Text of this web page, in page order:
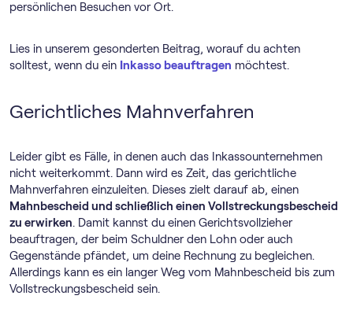
persönlichen Besuchen vor Ort.
Lies in unserem gesonderten Beitrag, worauf du achten
solltest, wenn du ein Inkasso beauftragen möchtest.
Gerichtliches Mahnverfahren
Leider gibt es Fälle, in denen auch das Inkassounternehmen
nicht weiterkommt. Dann wird es Zeit, das gerichtliche
Mahnverfahren einzuleiten. Dieses zielt darauf ab, einen
Mahnbescheid und schließlich einen Vollstreckungsbescheid
zu erwirken. Damit kannst du einen Gerichtsvollzieher
beauftragen, der beim Schuldner den Lohn oder auch
Gegenstände pfändet, um deine Rechnung zu begleichen.
Allerdings kann es ein langer Weg vom Mahnbescheid bis zum
Vollstreckungsbescheid sein.